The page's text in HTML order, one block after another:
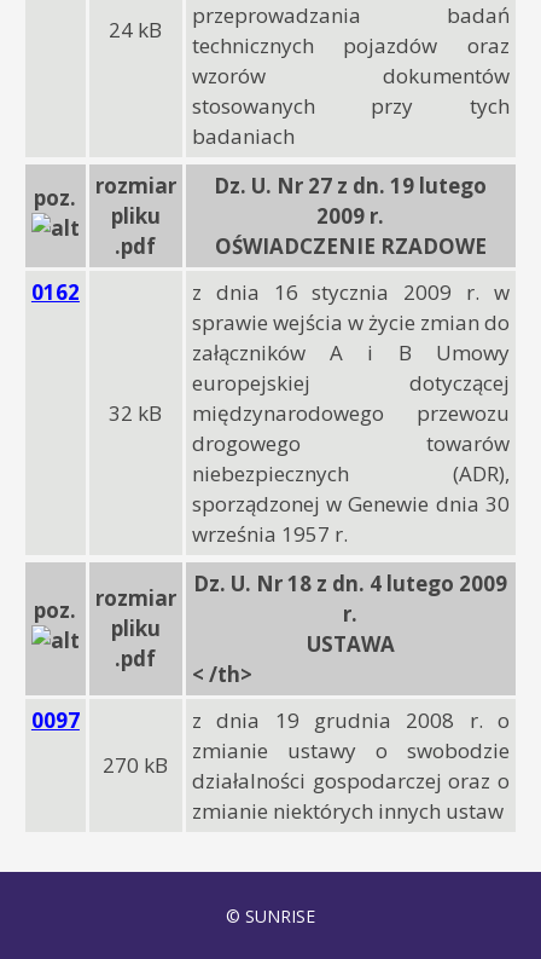
24 kB
przeprowadzania badań
technicznych pojazdów oraz
wzorów dokumentów
stosowanych przy tych
badaniach
poz.
rozmiar
pliku
.pdf
Dz. U. Nr 27 z dn. 19 lutego
2009 r.
OŚWIADCZENIE RZADOWE
0162
32 kB
z dnia 16 stycznia 2009 r. w
sprawie wejścia w życie zmian do
załączników A i B Umowy
europejskiej dotyczącej
międzynarodowego przewozu
drogowego towarów
niebezpiecznych (ADR),
sporządzonej w Genewie dnia 30
września 1957 r.
poz.
rozmiar
pliku
.pdf
Dz. U. Nr 18 z dn. 4 lutego 2009
r.
USTAWA
< /th>
0097
270 kB
z dnia 19 grudnia 2008 r. o
zmianie ustawy o swobodzie
działalności gospodarczej oraz o
zmianie niektórych innych ustaw
© SUNRISE